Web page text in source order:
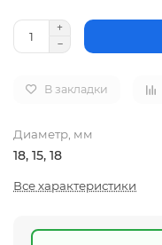
В закладки
Диаметр, мм
18, 15, 18
Все характеристики